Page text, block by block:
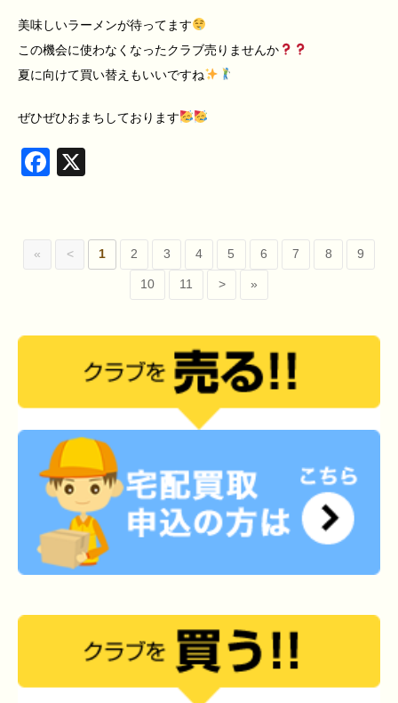
美味しいラーメンが待ってます
この機会に使わなくなったクラブ売りませんか
夏に向けて買い替えもいいですね
ぜひぜひおまちしております
Facebook
« < 1 2 3 4 5 6 7 8 9
10 11 > »